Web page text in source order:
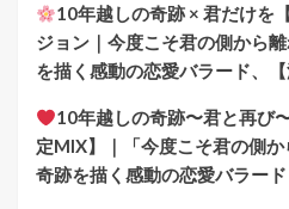
10年越しの奇跡 × 君だけを
ジョン｜今度こそ君の側から
を描く感動の恋愛バラード、【
10年越しの奇跡〜君と再び
定MIX】｜「今度こそ君の側
奇跡を描く感動の恋愛バラード